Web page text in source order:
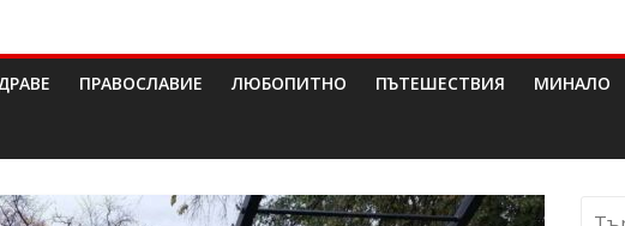
ПРАВОСЛАВИЕ ЛЮБОПИТНО ПЪТЕШЕСТВИЯ МИНАЛО